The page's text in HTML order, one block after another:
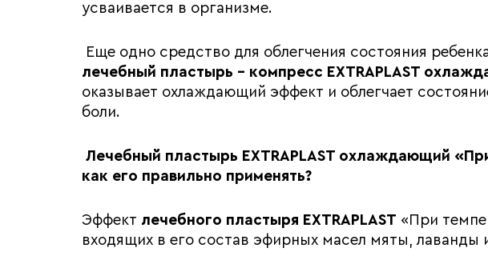
усваивается в организме.
Еще одно средство для облегчения состояния
лечебный пластырь - компресс EXTRAPLAST
оказывает охлаждающий эффект и облегчает
боли.
Лечебный пластырь EXTRAPLAST охлаждающий «При
как его правильно применять?
Эффект лечебного пластыря EXTRAPLAST «При
входящих в его состав эфирных масел мяты, лаванды